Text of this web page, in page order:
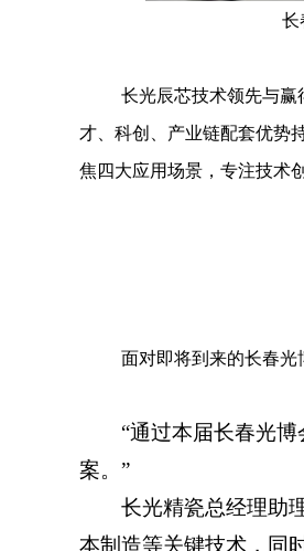
长
长光辰芯技术领先与赢
才、科创、产业链配套优势
焦四大应用场景，专注技术
面对即将到来的长春光
“通过本届长春光
案。”
长光精瓷总经理助
本制造等关键技术，同